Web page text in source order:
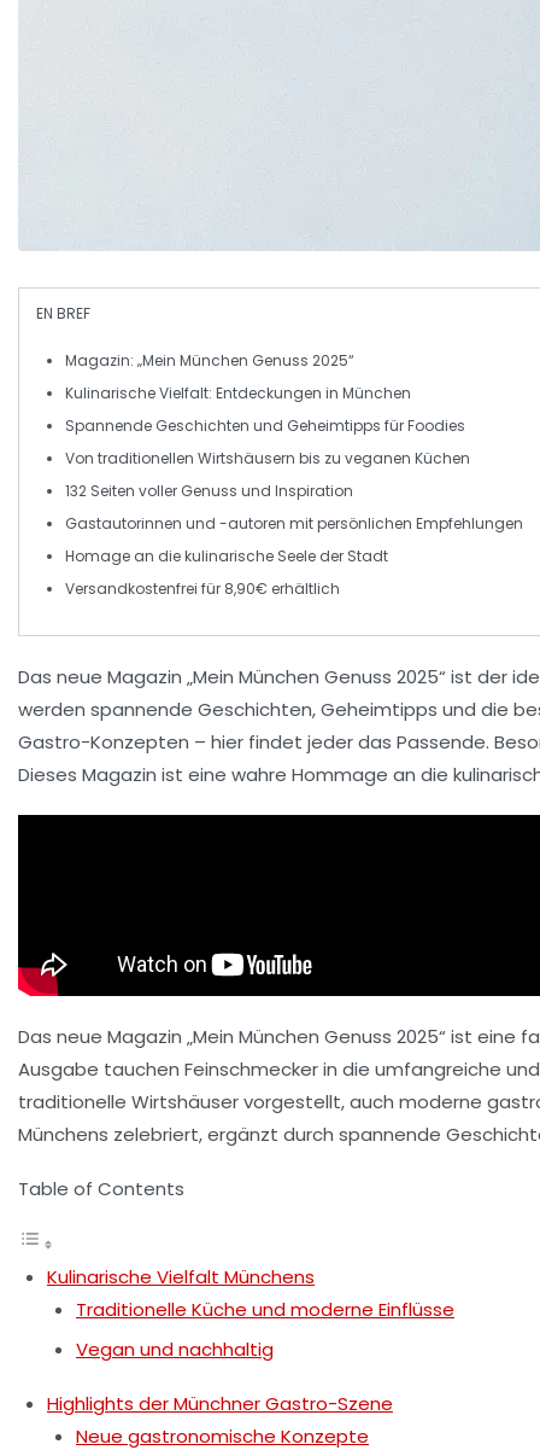
EN BREF
Magazin: „Mein München Genuss 2025“
Kulinarische Vielfalt: Entdeckungen in München
Spannende Geschichten und Geheimtipps für Foodies
Von traditionellen Wirtshäusern bis zu veganen Küchen
132 Seiten voller Genuss und Inspiration
Gastautorinnen und -autoren mitpersönlichen Empfehlungen
Homage an diekulinarische Seele der Stadt
Versandkostenfrei für 8,90€ erhältlich
Das neue Magazin „Mein München Genuss 2025“ ist der
werden spannende Geschichten, Geheimtipps und die
Gastro-Konzepten – hier findet jeder das Passende.
Dieses Magazin ist eine wahre Hommage an die
Das neue Magazin „Mein München Genuss 2025“ ist
Ausgabe tauchen Feinschmecker in die umfangreiche
traditionelle Wirtshäuser vorgestellt, auch moderne
Münchens zelebriert, ergänzt durch spannende
Table of Contents
Kulinarische Vielfalt Münchens
Traditionelle Küche und moderne Einflüsse
Vegan und nachhaltig
Highlights der Münchner Gastro-Szene
Neue gastronomische Konzepte